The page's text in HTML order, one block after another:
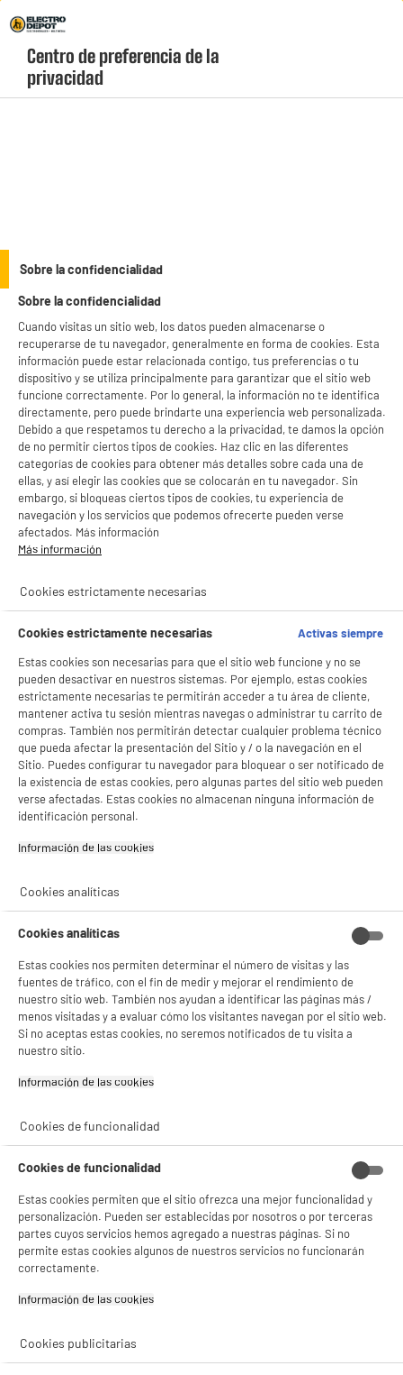
Menú
geolocation-header-icon-text
account
product_anchor_characteristics
Cuyo0€01
Cuyo0€01
Detector de humo
4 €94
Rechazar todas
BIENVENIDO a ELECTRO
DEPOT
Con el fin de mejorar tu experiencia, y tras tu consentimiento, ELECTRO DEPOT
y sus socios utilizan cookies que procesan tus datos personales para:
- compartir contenido adaptado a tus preferencias
- ofrecer publicidad y comunicaciones personalizadas
- facilitar el intercambio de contenido en las redes sociales
- analizar el tráfico en nuestro sitio web Consulta la política de cookies.
Consulta la política de cookies.
Si aceptas, la experiencia será aún mejor. Si no acepta, se utilizarán cookies
¡Buena visita!
Gestionar cookies
Centro de preferencia de la
privacidad
Sobre la confidencialidad
Sobre la confidencialidad
Cuando visitas un sitio web, los datos pueden almacenarse o
recuperarse de tu navegador, generalmente en forma de cookies. Esta
información puede estar relacionada contigo, tus preferencias o tu
dispositivo y se utiliza principalmente para garantizar que el sitio web
funcione correctamente. Por lo general, la información no te identifica
directamente, pero puede brindarte una experiencia web personalizada.
Debido a que respetamos tu derecho a la privacidad, te damos la opción
de no permitir ciertos tipos de cookies. Haz clic en las diferentes
categorías de cookies para obtener más detalles sobre cada una de
ellas, y así elegir las cookies que se colocarán en tu navegador. Sin
embargo, si bloqueas ciertos tipos de cookies, tu experiencia de
navegación y los servicios que podemos ofrecerte pueden verse
afectados. Más información
Más información
Cookies estrictamente necesarias
Cookies estrictamente necesarias
Activas siempre
Estas cookies son necesarias para que el sitio web funcione y no se
pueden desactivar en nuestros sistemas. Por ejemplo, estas cookies
estrictamente necesarias te permitirán acceder a tu área de cliente,
mantener activa tu sesión mientras navegas o administrar tu carrito de
compras. También nos permitirán detectar cualquier problema técnico
que pueda afectar la presentación del Sitio y / o la navegación en el
Sitio. Puedes configurar tu navegador para bloquear o ser notificado de
la existencia de estas cookies, pero algunas partes del sitio web pueden
verse afectadas. Estas cookies no almacenan ninguna información de
identificación personal.
Información de las cookies‎
Cookies analíticas
Cookies analíticas
Estas cookies nos permiten determinar el número de visitas y las
fuentes de tráfico, con el fin de medir y mejorar el rendimiento de
nuestro sitio web. También nos ayudan a identificar las páginas más /
menos visitadas y a evaluar cómo los visitantes navegan por el sitio web.
Si no aceptas estas cookies, no seremos notificados de tu visita a
nuestro sitio.
Información de las cookies‎
Cookies de funcionalidad
Cookies de funcionalidad
Estas cookies permiten que el sitio ofrezca una mejor funcionalidad y
personalización. Pueden ser establecidas por nosotros o por terceras
partes cuyos servicios hemos agregado a nuestras páginas. Si no
permite estas cookies algunos de nuestros servicios no funcionarán
correctamente.
Información de las cookies‎
Cookies publicitarias